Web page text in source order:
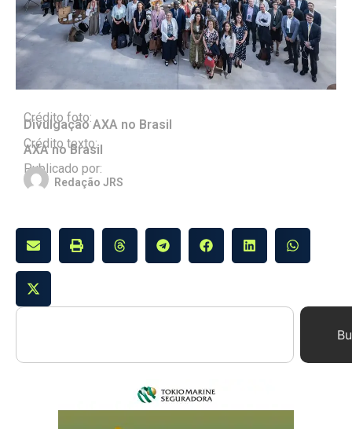
Crédito foto:
Divulgação AXA no Brasil
Crédito texto:
AXA no Brasil
Publicado por:
Redação JRS